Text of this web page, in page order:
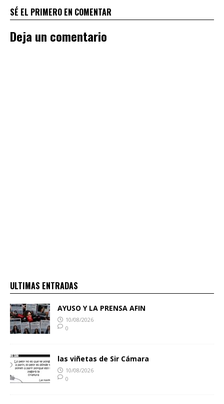
SÉ EL PRIMERO EN COMENTAR
Deja un comentario
ULTIMAS ENTRADAS
AYUSO Y LA PRENSA AFIN
10/08/2026
0
las viñetas de Sir Cámara
10/08/2026
0